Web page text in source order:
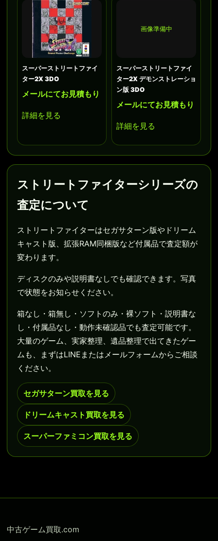
スーパーストリートファイ
ター2X 3DO
メールにてお見積もり
詳細を見る
画像準備中
スーパーストリートファイ
ター2X デモンストレーショ
ン版 3DO
メールにてお見積もり
詳細を見る
ストリートファイターシリーズの
査定について
ストリートファイターはセガサターン版やドリーム
キャスト版、拡張RAM同梱版など付属品で査定額が
変わります。
ディスクのみや説明書なしでも確認できます。写真
で状態をお知らせください。
箱なし・箱無し・ソフトのみ・裸ソフト・説明書な
し・付属品なし・動作未確認品でも査定可能です。
大量のゲーム、実家整理、遺品整理で出てきたゲー
ムも、まずはLINEまたはメールフォームからご相談
ください。
セガサターン買取を見る
ドリームキャスト買取を見る
スーパーファミコン買取を見る
中古ゲーム買取.com